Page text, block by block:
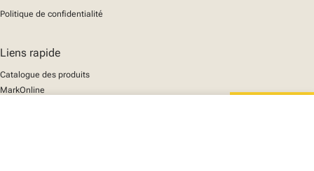
Politique de confidentialité
Liens rapide
Catalogue des produits
MarkOnline